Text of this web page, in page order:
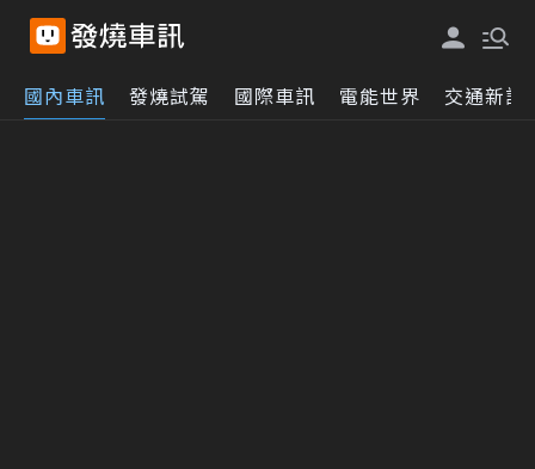
國內車訊 發燒試駕 國際車訊 電能世界 交通新訊